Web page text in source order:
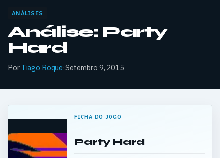
ANÁLISES
Análise: Party
Hard
Por Tiago Roque·Setembro 9, 2015
FICHA DO JOGO
Party Hard